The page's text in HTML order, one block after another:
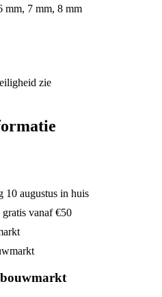
mm, 7 mm, 8 mm
zie
10 augustus in huis
vanaf €50